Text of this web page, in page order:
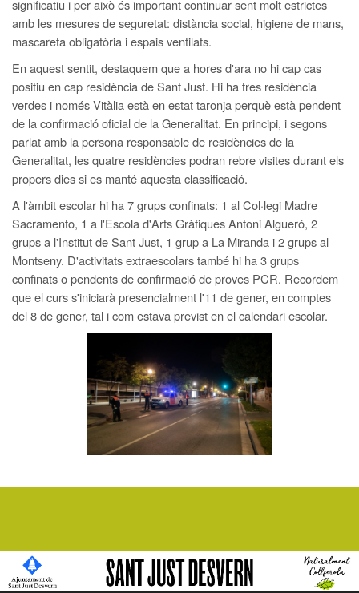
significatiu i per això és important continuar sent molt estrictes
amb les mesures de seguretat: distància social, higiene de mans,
mascareta obligatòria i espais ventilats.
En aquest sentit, destaquem que a hores d'ara no hi cap cas
positiu en cap residència de Sant Just. Hi ha tres residència
verdes i només Vitàlia està en estat taronja perquè està pendent
de la confirmació oficial de la Generalitat. En principi, i segons
parlat amb la persona responsable de residències de la
Generalitat, les quatre residències podran rebre visites durant els
propers dies si es manté aquesta classificació.
A l'àmbit escolar hi ha 7 grups confinats: 1 al Col·legi Madre
Sacramento, 1 a l'Escola d'Arts Gràfiques Antoni Algueró, 2
grups a l'Institut de Sant Just, 1 grup a La Miranda i 2 grups al
Montseny. D'activitats extraescolars també hi ha 3 grups
confinats o pendents de confirmació de proves PCR. Recordem
que el curs s'iniciarà presencialment l'11 de gener, en comptes
del 8 de gener, tal i com estava previst en el calendari escolar.